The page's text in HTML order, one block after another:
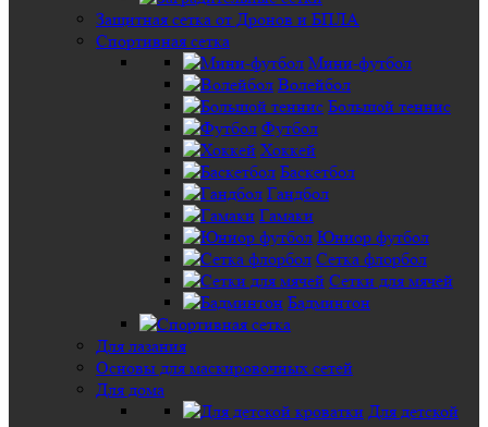
Защитная сетка от Дронов и БПЛА
Спортивная сетка
Мини-футбол
Волейбол
Большой теннис
Футбол
Хоккей
Баскетбол
Гандбол
Гамаки
Юниор футбол
Сетка флорбол
Сетки для мячей
Бадминтон
Для лазания
Основы для маскировочных сетей
Для дома
Для детской